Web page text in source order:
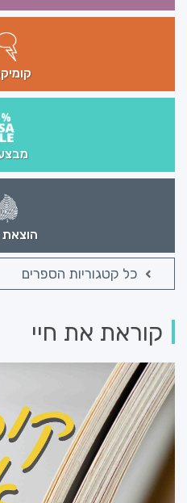
הוצאת
כל קטגוריות הספרים
קוראת את חיי